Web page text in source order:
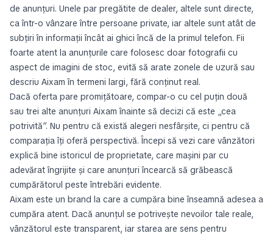
de anunțuri. Unele par pregătite de dealer, altele sunt directe,
ca într-o vânzare între persoane private, iar altele sunt atât de
subțiri în informații încât ai ghici încă de la primul telefon. Fii
foarte atent la anunțurile care folosesc doar fotografii cu
aspect de imagini de stoc, evită să arate zonele de uzură sau
descriu Aixam în termeni largi, fără conținut real.
Dacă oferta pare promițătoare, compar-o cu cel puțin două
sau trei alte anunțuri Aixam înainte să decizi că este „cea
potrivită”. Nu pentru că există alegeri nesfârșite, ci pentru că
comparația îți oferă perspectivă. Începi să vezi care vânzători
explică bine istoricul de proprietate, care mașini par cu
adevărat îngrijite și care anunțuri încearcă să grăbească
cumpărătorul peste întrebări evidente.
Aixam este un brand la care a cumpăra bine înseamnă adesea a
cumpăra atent. Dacă anunțul se potrivește nevoilor tale reale,
vânzătorul este transparent, iar starea are sens pentru